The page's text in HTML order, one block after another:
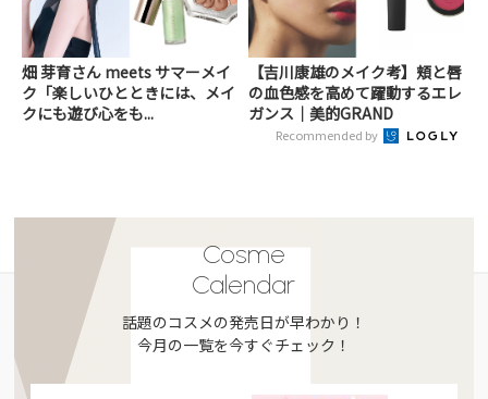
畑 芽育さん meets サマーメイ
ク「楽しいひとときには、メイ
クにも遊び心をも...
【吉川康雄のメイク考】頬と唇
の血色感を高めて躍動するエレ
ガンス｜美的GRAND
Recommended by
Cosme
Calendar
話題のコスメの発売日が早わかり！
今月の一覧を今すぐチェック！